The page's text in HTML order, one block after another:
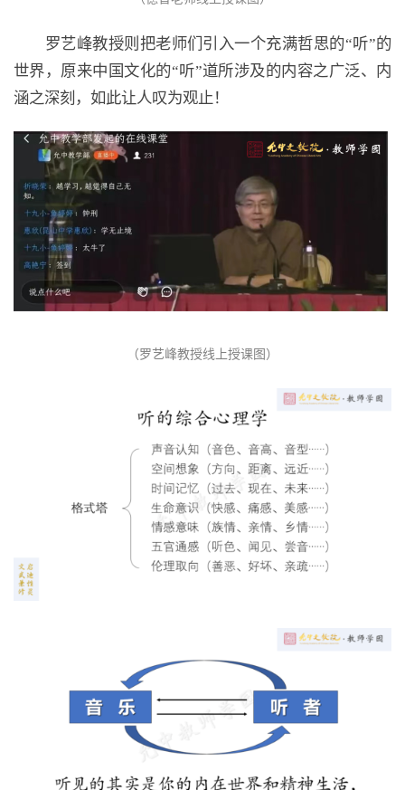
罗艺峰教授则把老师们引入一个充满哲思的“听”的
世界，原来中国文化的“听”道所涉及的内容之广泛、内
涵之深刻，如此让人叹为观止！
（罗艺峰教授线上授课图）